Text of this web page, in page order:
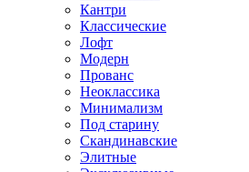
Кантри
Классические
Лофт
Модерн
Прованс
Неоклассика
Минимализм
Под старину
Скандинавские
Элитные